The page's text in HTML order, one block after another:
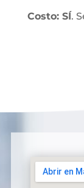
Costo: SÍ.